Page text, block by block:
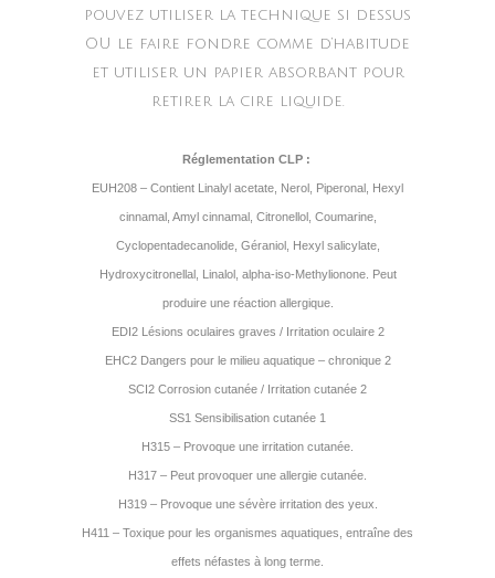
pouvez utiliser la technique si dessus
OU le faire fondre comme d’habitude
et utiliser un papier absorbant pour
retirer la cire liquide.
Réglementation CLP :
EUH208 – Contient Linalyl acetate, Nerol, Piperonal, Hexyl
cinnamal, Amyl cinnamal, Citronellol, Coumarine,
Cyclopentadecanolide, Géraniol, Hexyl salicylate,
Hydroxycitronellal, Linalol, alpha-iso-Methylionone. Peut
produire une réaction allergique.
EDI2 Lésions oculaires graves / Irritation oculaire 2
EHC2 Dangers pour le milieu aquatique – chronique 2
SCI2 Corrosion cutanée / Irritation cutanée 2
SS1 Sensibilisation cutanée 1
H315 – Provoque une irritation cutanée.
H317 – Peut provoquer une allergie cutanée.
H319 – Provoque une sévère irritation des yeux.
H411 – Toxique pour les organismes aquatiques, entraîne des
effets néfastes à long terme.